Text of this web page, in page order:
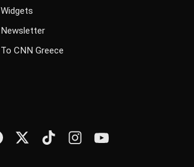
Widgets
Newsletter
Το CNN Greece